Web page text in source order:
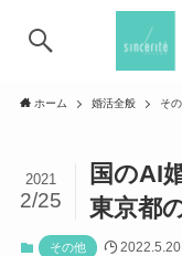
ホーム 婚活全般 そ
国のAI
東京都
2021
2/25
その他 2022.5.20